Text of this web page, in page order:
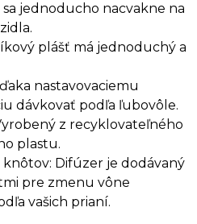
jednoducho nacvakne na
plášť má jednoduchý a
nastavovaciemu
dávkovať podľa ľubovôle.
z recyklovateľného
plastu.
Difúzer je dodávaný
pre zmenu vône
vašich prianí.